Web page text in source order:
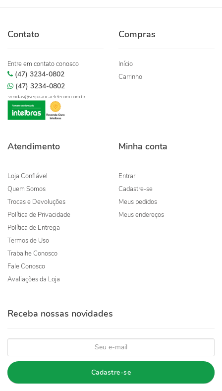
Contato
Entre em contato conosco
(47) 3234-0802
(47) 3234-0802
vendas@segurancaetelecom.com.br
Compras
Início
Carrinho
Atendimento
Loja Confiável
Quem Somos
Trocas e Devoluções
Política de Privacidade
Política de Entrega
Termos de Uso
Trabalhe Conosco
Fale Conosco
Avaliações da Loja
Minha conta
Entrar
Cadastre-se
Meus pedidos
Meus endereços
Receba nossas novidades
Cadastre-se